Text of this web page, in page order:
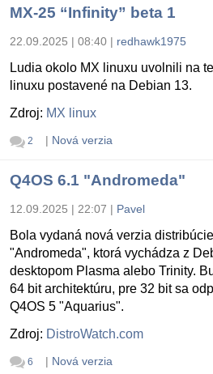
MX-25 “Infinity” beta 1
22.09.2025 | 08:40 | redhawk1975
Ludia okolo MX linuxu uvolnili na
linuxu postavené na Debian 13.
Zdroj: MX linux
2 | Nová verzia
Q4OS 6.1 "Andromeda"
12.09.2025 | 22:07 | Pavel
Bola vydaná nová verzia distribúcie
"Andromeda", ktorá vychádza z
desktopom Plasma alebo Trinity.
64 bit architektúru, pre 32 bit sa
Q4OS 5 "Aquarius".
Zdroj: DistroWatch.com
6 | Nová verzia